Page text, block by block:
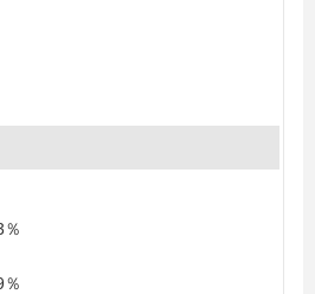
％
％